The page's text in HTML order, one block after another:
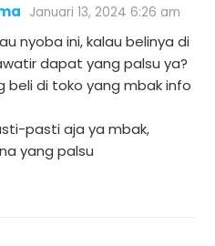
Januari 13, 2024 6:26 am
nyoba ini, kalau belinya di
dapat yang palsu ya?
beli di toko yang mbak info
pasti aja ya mbak,
yang palsu